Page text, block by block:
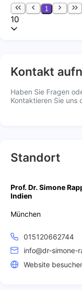
1
10
Kontakt
Haben Sie Fragen
Kontaktieren Sie uns
Standort
Prof. Dr. Simone
Indien
München
015120662744
info@dr-simone-
Website